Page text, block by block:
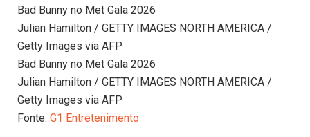
Bad Bunny no Met Gala 2026
Julian Hamilton / GETTY IMAGES NORTH AMERICA /
Getty Images via AFP
Bad Bunny no Met Gala 2026
Julian Hamilton / GETTY IMAGES NORTH AMERICA /
Getty Images via AFP
Fonte: G1 Entretenimento